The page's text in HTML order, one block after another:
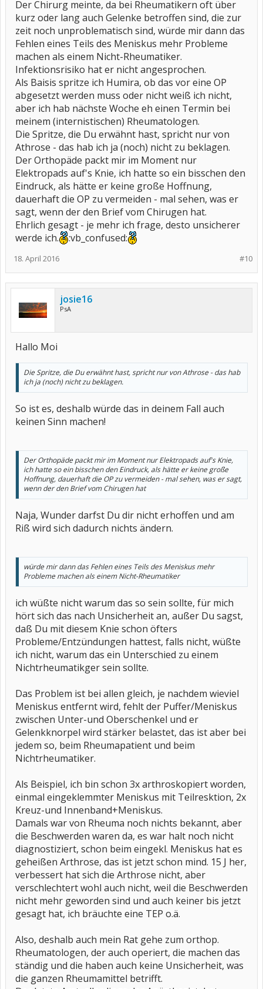
Der Chirurg meinte, da bei Rheumatikern oft über
kurz oder lang auch Gelenke betroffen sind, die zur
zeit noch unproblematisch sind, würde mir dann das
Fehlen eines Teils des Meniskus mehr Probleme
machen als einem Nicht-Rheumatiker.
Infektionsrisiko hat er nicht angesprochen.
Als Baisis spritze ich Humira, ob das vor eine OP
abgesetzt werden muss oder nicht weiß ich nicht,
aber ich hab nächste Woche eh einen Termin bei
meinem (internistischen) Rheumatologen.
Die Spritze, die Du erwähnt hast, spricht nur von
Athrose - das hab ich ja (noch) nicht zu beklagen.
Der Orthopäde packt mir im Moment nur
Elektropads auf's Knie, ich hatte so ein bisschen den
Eindruck, als hätte er keine große Hoffnung,
dauerhaft die OP zu vermeiden - mal sehen, was er
sagt, wenn der den Brief vom Chirugen hat.
Ehrlich gesagt - je mehr ich frage, desto unsicherer
werde ich.
:vb_confused:
#10
18. April 2016
josie16
PsA
Hallo Moi
Die Spritze, die Du erwähnt hast, spricht nur von Athrose - das hab
ich ja (noch) nicht zu beklagen.
So ist es, deshalb würde das in deinem Fall auch
keinen Sinn machen!
Der Orthopäde packt mir im Moment nur Elektropads auf's Knie,
ich hatte so ein bisschen den Eindruck, als hätte er keine große
Hoffnung, dauerhaft die OP zu vermeiden - mal sehen, was er sagt,
wenn der den Brief vom Chirugen hat
Naja, Wunder darfst Du dir nicht erhoffen und am
Riß wird sich dadurch nichts ändern.
würde mir dann das Fehlen eines Teils des Meniskus mehr
Probleme machen als einem Nicht-Rheumatiker
ich wüßte nicht warum das so sein sollte, für mich
hört sich das nach Unsicherheit an, außer Du sagst,
daß Du mit diesem Knie schon öfters
Probleme/Entzündungen hattest, falls nicht, wüßte
ich nicht, warum das ein Unterschied zu einem
Nichtrheumatikger sein sollte.
Das Problem ist bei allen gleich, je nachdem wieviel
Meniskus entfernt wird, fehlt der Puffer/Meniskus
zwischen Unter-und Oberschenkel und er
Gelenkknorpel wird stärker belastet, das ist aber bei
jedem so, beim Rheumapatient und beim
Nichtrheumatiker.
Als Beispiel, ich bin schon 3x arthroskopiert worden,
einmal eingeklemmter Meniskus mit Teilresktion, 2x
Kreuz-und Innenband+Meniskus.
Damals war von Rheuma noch nichts bekannt, aber
die Beschwerden waren da, es war halt noch nicht
diagnostiziert, schon beim eingekl. Meniskus hat es
geheißen Arthrose, das ist jetzt schon mind. 15 J her,
verbessert hat sich die Arthrose nicht, aber
verschlechtert wohl auch nicht, weil die Beschwerden
nicht mehr geworden sind und auch keiner bis jetzt
gesagt hat, ich bräuchte eine TEP o.ä.
Also, deshalb auch mein Rat gehe zum orthop.
Rheumatologen, der auch operiert, die machen das
ständig und die haben auch keine Unsicherheit, was
die ganzen Rheumamittel betrifft.